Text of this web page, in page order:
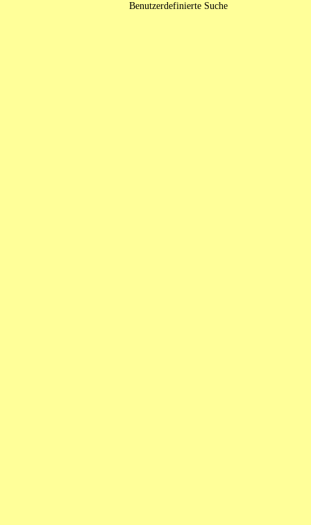
Benutzerdefinierte Suche